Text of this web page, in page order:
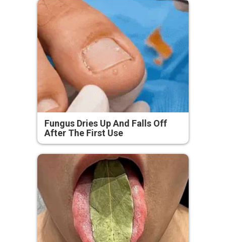
Fungus Dries Up And Falls Off
After The First Use